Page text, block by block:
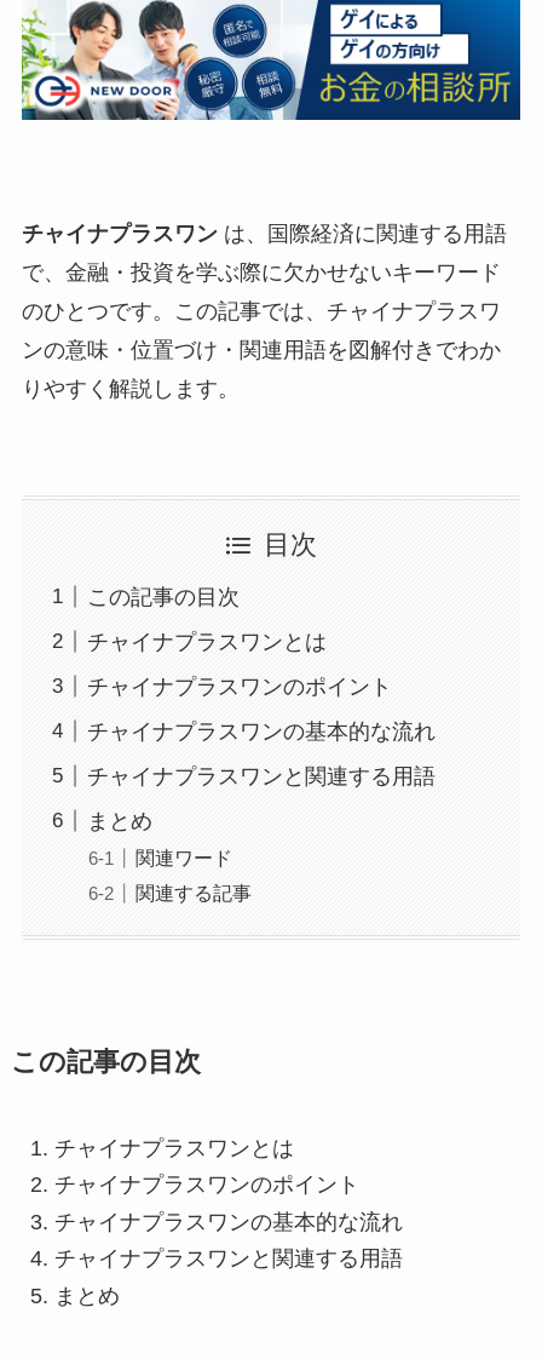
チャイナプラスワンは、国際経済に関連する用語
で、金融・投資を学ぶ際に欠かせないキーワード
のひとつです。この記事では、チャイナプラスワ
ンの意味・位置づけ・関連用語を図解付きでわか
りやすく解説します。
目次
この記事の目次
チャイナプラスワンとは
チャイナプラスワンのポイント
チャイナプラスワンの基本的な流れ
チャイナプラスワンと関連する用語
まとめ
関連ワード
関連する記事
この記事の目次
チャイナプラスワンとは
チャイナプラスワンのポイント
チャイナプラスワンの基本的な流れ
チャイナプラスワンと関連する用語
まとめ